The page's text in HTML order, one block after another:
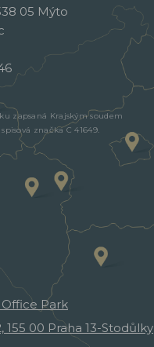
05 Mýto
zapsaná Krajským soudem
značka C 41649.
Park
155 00 Praha 13-Stodůlky